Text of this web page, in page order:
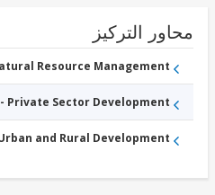
التركيز
and Natural Resource Management
FY17 - Private Sector Development
FY17 - Urban and Rural Development